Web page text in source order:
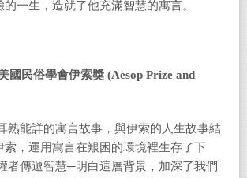
一生，造就了他充滿智慧的寓言。
國民俗學會伊索獎 (Aesop Prize and
熟能詳的寓言故事，與伊索的人生故事結
，運用寓言在艱困的環境裡生存了下
者傳遞智慧─明白這層背景，加深了我們